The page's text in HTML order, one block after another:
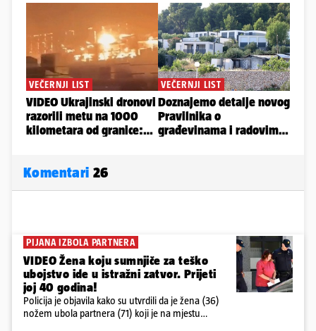
Komentari 26
PIJANA IZBOLA PARTNERA
VIDEO Žena koju sumnjiče za teško
ubojstvo ide u istražni zatvor. Prijeti
joj 40 godina!
Policija je objavila kako su utvrdili da je žena (36)
nožem ubola partnera (71) koji je na mjestu